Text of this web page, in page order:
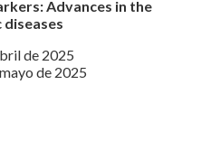
Advances in the
de 2025
de 2025